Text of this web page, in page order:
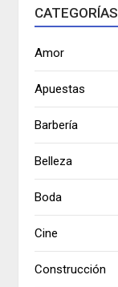
CATEGORÍAS
Amor
Apuestas
Barbería
Belleza
Boda
Cine
Construcción